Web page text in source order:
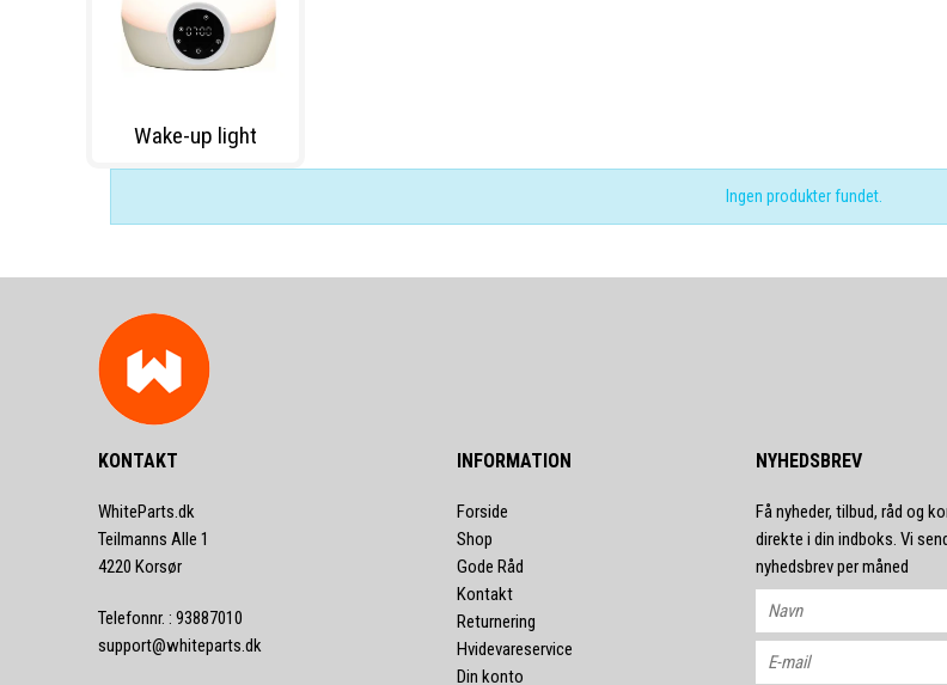
Wake-up light
Ingen produkter fundet.
KONTAKT
WhiteParts.dk
Teilmanns Alle 1
4220 Korsør
Telefonnr. : 93887010
support@whiteparts.dk
INFORMATION
Forside
Shop
Gode Råd
Kontakt
Returnering
Hvidevareservice
Din konto
NYHEDSBREV
Få nyheder, tilbud, råd og
direkte i din indboks. Vi
nyhedsbrev per måned